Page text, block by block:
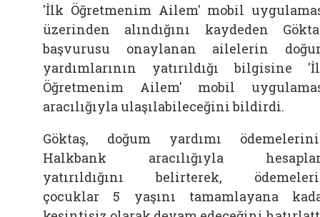
'İlk Öğretmenim Ailem' mobil
üzerinden alındığını kaydeden
başvurusu onaylanan ailelerin
yardımlarının yatırıldığı bilgisine
Öğretmenim Ailem' mobil
aracılığıyla ulaşılabileceğini bildirdi.
Göktaş, doğum yardımı
Halkbank aracılığıyla
yatırıldığını belirterek,
çocuklar 5 yaşını tamamlayana